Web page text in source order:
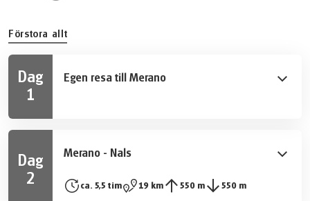
Förstora allt
Dag
1
Egen resa till Merano
trädklädda gränder, kan du koppla av längs
strandpromenaden vid den brusande floden Passer.
Dag
2
Merano - Nals
Längs leden ‘Marlinger Waalweg’, den längsta ‘Waal’ i
ca. 5,5 tim 19 km 550 m 550 m